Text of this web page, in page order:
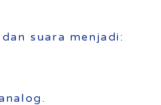
suara menjadi: